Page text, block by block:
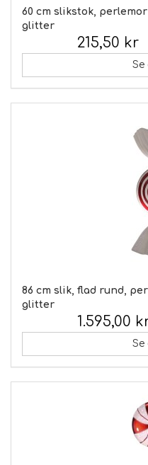
60 cm slikstok,
glitter
215,50 kr
Se
86 cm slik, flad rund,
glitter
1.595,00
Se